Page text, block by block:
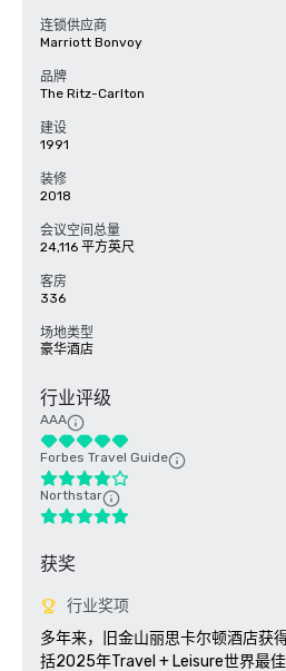
连锁供应商
Marriott Bonvoy
品牌
The Ritz-Carlton
建设
1991
装修
2018
会议空间总量
24,116 平方英尺
客房
336
场地类型
豪华酒店
行业评级
AAA
Forbes Travel Guide
Northstar
获奖
行业奖项
多年来，旧金山丽思卡尔顿酒店获
括2025年Travel + Leisure世界最